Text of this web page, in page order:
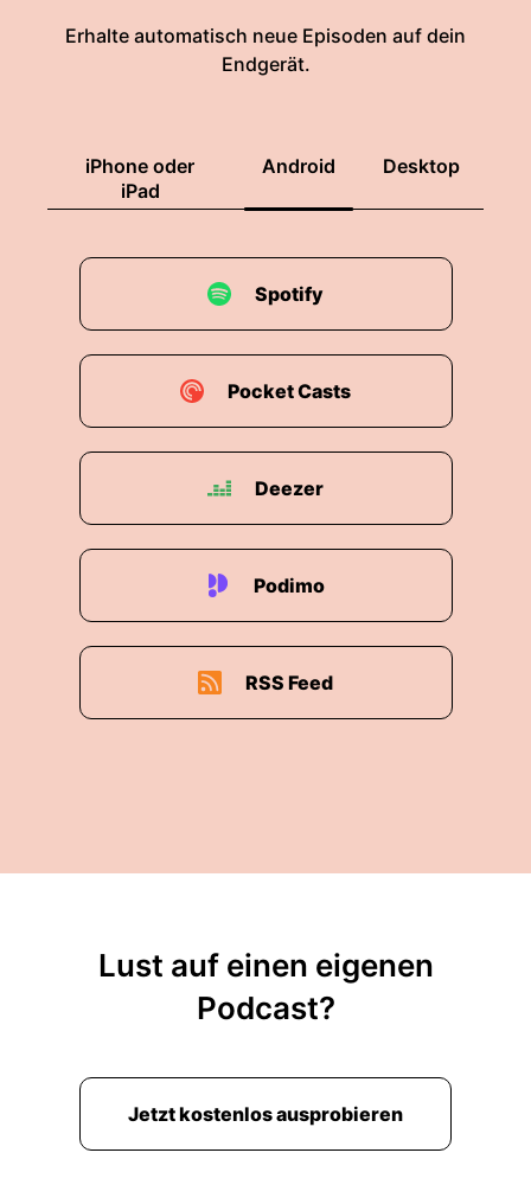
Erhalte automatisch neue Episoden auf dein
Endgerät.
iPhone oder
iPad
Android Desktop
Spotify
Pocket Casts
Deezer
Podimo
RSS Feed
Lust auf einen eigenen
Podcast?
Jetzt kostenlos ausprobieren